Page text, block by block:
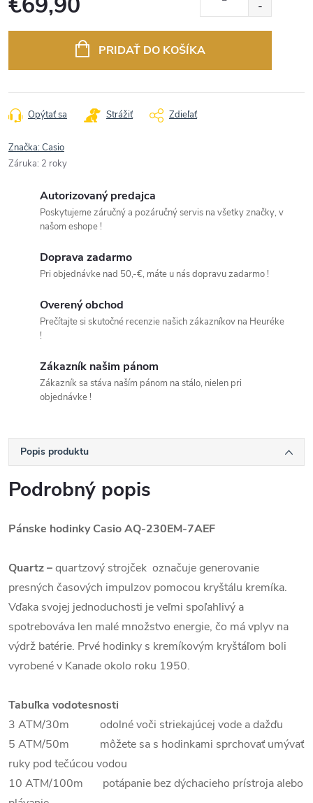
PRIDAŤ DO KOŠÍKA
Opýtať sa Strážiť Zdieľať
Značka:Casio
Záruka: 2 roky
Autorizovaný predajca
Poskytujeme záručný a pozáručný servis na všetky značky, v
našom eshope !
Doprava zadarmo
Pri objednávke nad 50,-€, máte u nás dopravu zadarmo !
Overený obchod
Prečítajte si skutočné recenzie našich zákazníkov na Heuréke
!
Zákazník našim pánom
Zákazník sa stáva naším pánom na stálo, nielen pri
objednávke !
Popis produktu
Podrobný popis
Pánske hodinky CasioAQ-230EM-7AEF
Quartz–quartzový strojček označuje generovanie
presných časových impulzov pomocou kryštálu kremíka.
Vďaka svojej jednoduchosti je veľmi spoľahlivý a
spotrebováva len malé množstvo energie, čo má vplyv na
výdrž batérie. Prvé hodinky s kremíkovým kryštáľom boli
vyrobené v Kanade okolo roku 1950.
Tabuľka vodotesnosti
3 ATM/30m odolné voči striekajúcej vode a dažďu
5 ATM/50m môžete sa s hodinkami sprchovať umývať
ruky pod tečúcou vodou
10 ATM/100m potápanie bez dýchacieho prístroja alebo